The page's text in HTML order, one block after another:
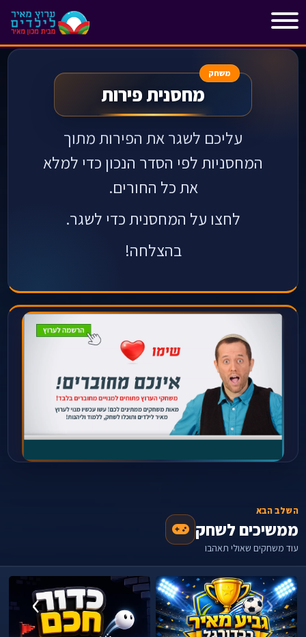
משחק
מחסנית פירות
עליכם לשגר את הפירות מתוך
המחסניות לפי הסדר הנכון כדי למלא
את כל החורים.
לחצו על המחסנית כדי לשגר.
בהצלחה!
השלב הבא
ממשיכים לשחק
עוד משחקים שאולי תאהבו
‹
›